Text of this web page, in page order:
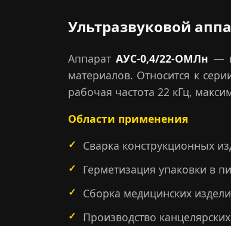
Ультразвуковой
АппаратАУС-0,4/22-ОМЛн —
материалов. Относится к
рабочая частота 22 кГц,
Области применения
Сварка конструкционных
Герметизация упаковки в
Сборка медицинских
Производство